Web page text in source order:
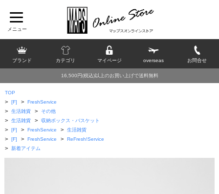
ブランド カテゴリ マイページ overseas お問合せ
16,500円(税込)以上のお買い上げで送料無料
TOP
> [F] > FreshService
> 生活雑貨 > その他
> 生活雑貨 > 収納ボックス・バスケット
> [F] > FreshService > 生活雑貨
> [F] > FreshService > ReFresh!Service
> 新着アイテム